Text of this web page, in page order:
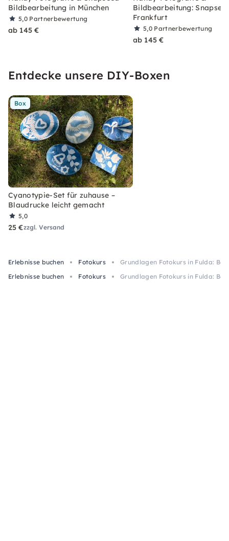
Bildbearbeitung in München
5,0 Partnerbewertung
ab 145 €
Bildbearbeitung:
Frankfurt
5,0 Partnerbewertung
ab 145 €
Entdecke unsere DIY-Boxen
Box
Cyanotypie-Set für zuhause –
Blaudrucke leicht gemacht
5,0
25 €zzgl. Versand
Erlebnisse buchen Fotokurs
Grundlagen Fotokurs in Fulda:
Erlebnisse buchen
Fotokurs Grundlagen Fotokurs in Fulda: